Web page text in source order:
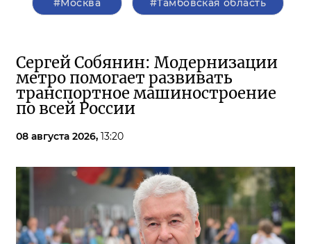
#Москва #Тамбовская область
Сергей Собянин: Модернизации
метро помогает развивать
транспортное машиностроение
по всей России
08 августа 2026, 13:20